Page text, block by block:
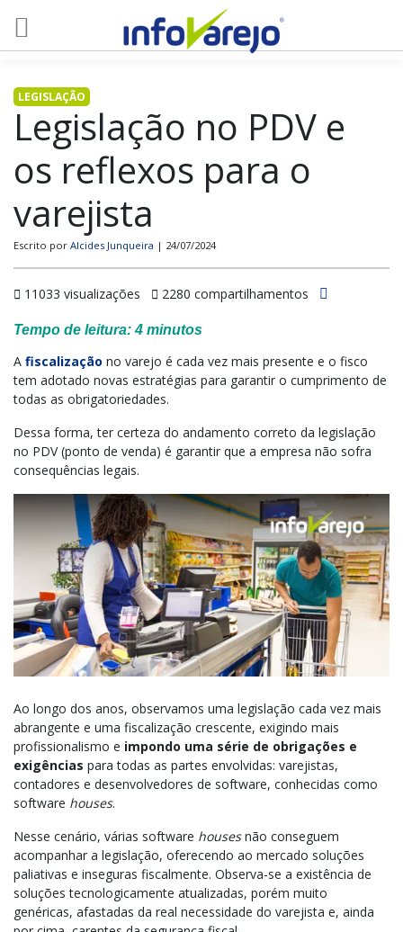
LEGISLAÇÃO
Legislação no PDV e
os reflexos para o
varejista
Escrito por Alcides Junqueira | 24/07/2024
11033 visualizações 2280 compartilhamentos
Tempo de leitura: 4 minutos
A fiscalização no varejo é cada vez mais presente e o fisco
tem adotado novas estratégias para garantir o cumprimento de
todas as obrigatoriedades.
Dessa forma, ter certeza do andamento correto da legislação
no PDV (ponto de venda) é garantir que a empresa não sofra
consequências legais.
Ao longo dos anos, observamos uma legislação cada vez mais
abrangente e uma fiscalização crescente, exigindo mais
profissionalismo e impondo uma série de obrigações e
exigências para todas as partes envolvidas: varejistas,
contadores e desenvolvedores de software, conhecidas como
software houses.
Nesse cenário, várias software housesnão conseguem
acompanhar a legislação, oferecendo ao mercado soluções
paliativas e inseguras fiscalmente. Observa-se a existência de
soluções tecnologicamente atualizadas, porém muito
genéricas, afastadas da real necessidade do varejista e, ainda